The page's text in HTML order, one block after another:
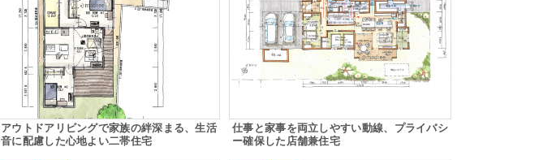
アウトドアリビングで家族の絆深まる、生活
音に配慮した心地よい二帯住宅
仕事と家事を両立しやすい動線、プライバシ
ー確保した店舗兼住宅